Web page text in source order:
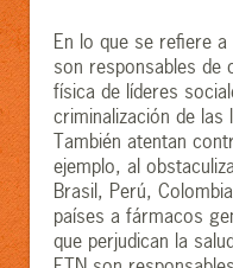
En lo que se refiere a
son responsables de
física de líderes
criminalización de las
También atentan
ejemplo, al
Brasil, Perú,
países a fármacos
que perjudican la